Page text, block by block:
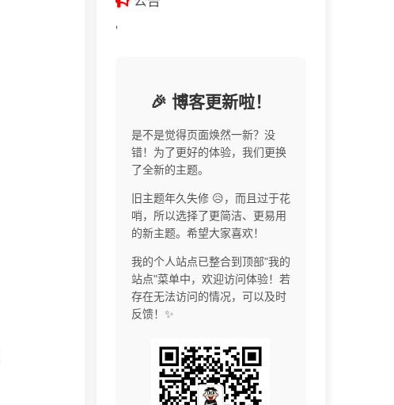
'
🎉 博客更新啦！
是不是觉得页面焕然一新？没
错！为了更好的体验，我们更换
了全新的主题。
旧主题年久失修 😥，而且过于花
哨，所以选择了更简洁、更易用
的新主题。希望大家喜欢！
我的个人站点已整合到顶部"我的
站点"菜单中，欢迎访问体验！若
存在无法访问的情况，可以及时
反馈！✨